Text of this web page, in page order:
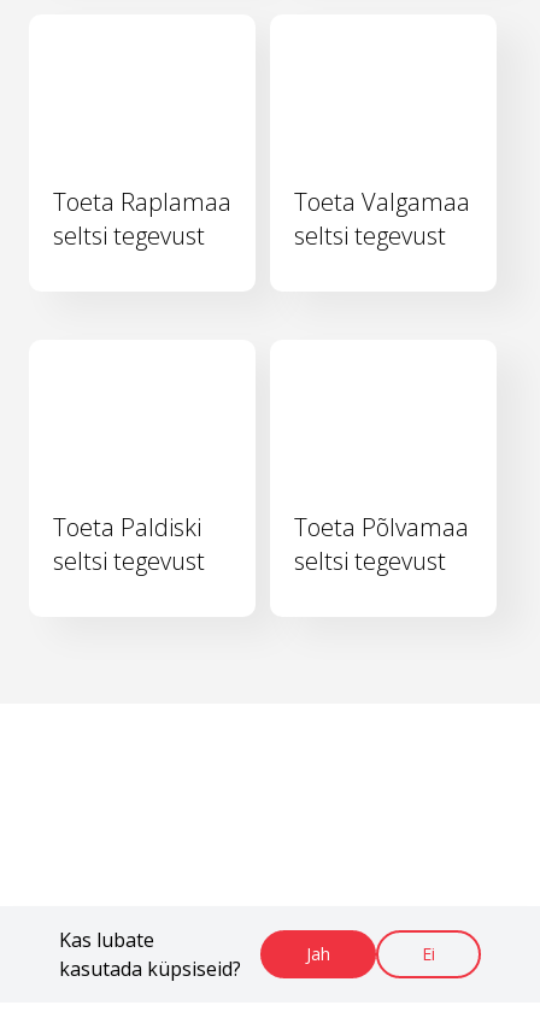
Kas lubate
kasutada küpsiseid?
Jah Ei
Toeta Raplamaa
seltsi tegevust
Toeta Valgamaa
seltsi tegevust
Toeta Paldiski
seltsi tegevust
Toeta Põlvamaa
seltsi tegevust